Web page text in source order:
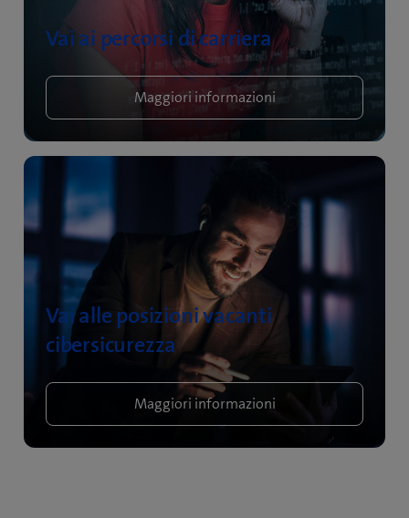
Vai ai percorsi di carriera
Maggiori informazioni
Vai alle posizioni vacanti
cibersicurezza
Maggiori informazioni